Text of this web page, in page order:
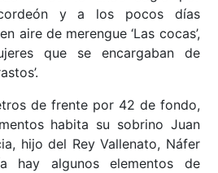
y a los pocos días
aire de merengue ‘Las cocas’,
que se encargaban de
de frente por 42 de fondo,
habita su sobrino Juan
hijo del Rey Vallenato, Náfer
hay algunos elementos de